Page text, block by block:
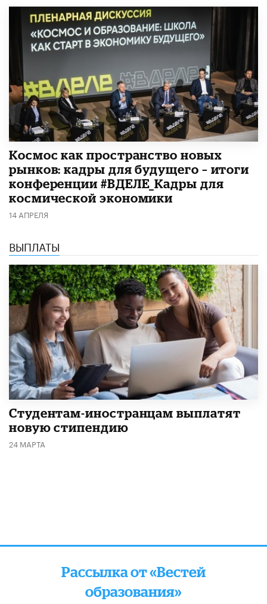
Космос как пространство новых
рынков: кадры для будущего – итоги
конференции #ВДЕЛЕ_Кадры для
космической экономики
14 АПРЕЛЯ
ВЫПЛАТЫ
Студентам-иностранцам выплатят
новую стипендию
24 МАРТА
Рассылка от «Вестей
образования»